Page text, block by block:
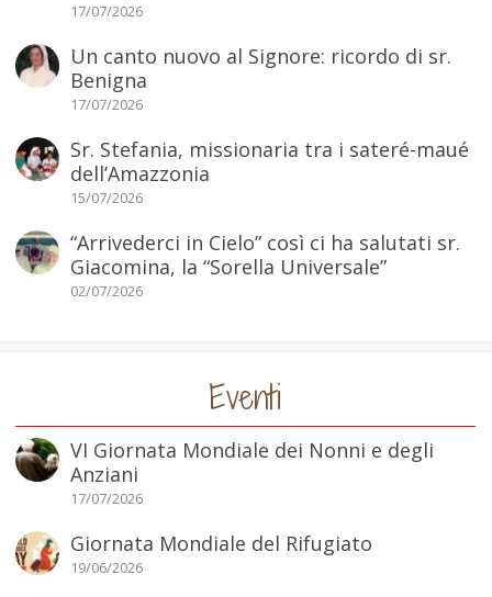
17/07/2026
Un canto nuovo al Signore: ricordo di sr.
Benigna
17/07/2026
Sr. Stefania, missionaria tra i sateré-maué
dell’Amazzonia
15/07/2026
“Arrivederci in Cielo” così ci ha salutati sr.
Giacomina, la “Sorella Universale”
02/07/2026
Eventi
VI Giornata Mondiale dei Nonni e degli
Anziani
17/07/2026
Giornata Mondiale del Rifugiato
19/06/2026